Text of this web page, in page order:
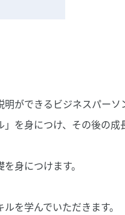
ができるビジネスパーソ
を身につけ、その後の成
身につけます。
を学んでいただきます。